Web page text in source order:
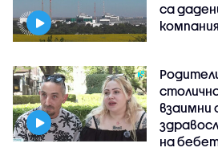
са
компания
взаимни
на